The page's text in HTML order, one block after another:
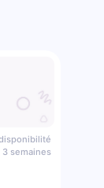
3 semaines